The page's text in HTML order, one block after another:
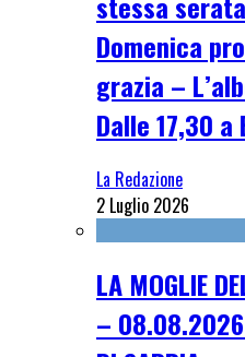
Domenica
grazia –
Dalle 17,30
La Redazione
2 Luglio 2026
LA MOGLIE
– 08.08.2026